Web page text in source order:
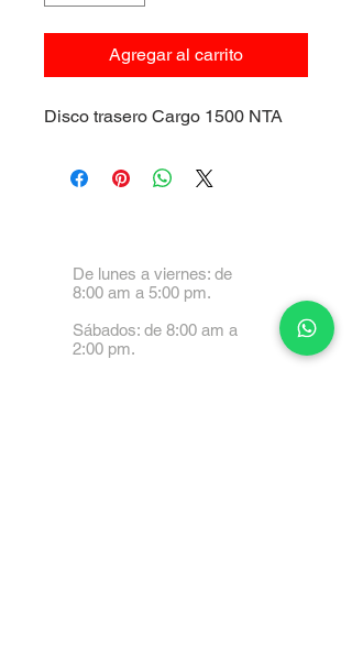
Agregar al carrito
Disco trasero Cargo 1500 NTA
De lunes a viernes: de
8:00 am a 5:00 pm.
Sábados: de 8:00 am a
2:00 pm.